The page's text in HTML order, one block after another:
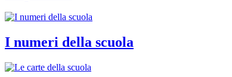
I numeri della scuola